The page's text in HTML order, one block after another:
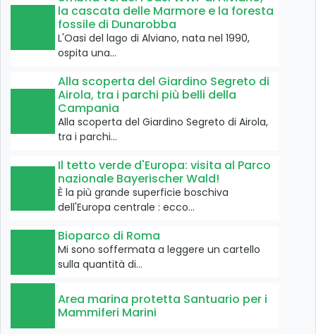
la cascata delle Marmore e la foresta
fossile di Dunarobba
L'Oasi del lago di Alviano, nata nel 1990,
ospita una…
Alla scoperta del Giardino Segreto di
Airola, tra i parchi più belli della
Campania
Alla scoperta del Giardino Segreto di Airola,
tra i parchi…
Il tetto verde d'Europa: visita al Parco
nazionale Bayerischer Wald!
È la più grande superficie boschiva
dell'Europa centrale : ecco…
Bioparco di Roma
Mi sono soffermata a leggere un cartello
sulla quantità di…
Area marina protetta Santuario per i
Mammiferi Marini